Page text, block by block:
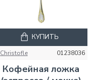
Christofle 01238036
Кофейная ложка
КУПИТЬ